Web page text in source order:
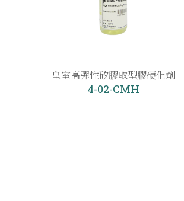
皇室高彈性矽膠取型膠硬化劑
4-02-CMH